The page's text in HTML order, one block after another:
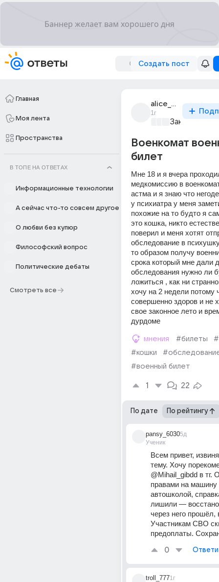
Создать пост
Главная
Моя лента
Пространства
В ТОПЕ НА ОТВЕТАХ
Информационные технологии
А сейчас что-то совсем другое
О любви без купюр
Философский вопрос
Политические дебаты
Смотреть все
alice_qo
1г
Закон и
Военкомат
билет
Мне 18 и я вчера
медкомиссию в
астма и я знаю что
у психиатра у меня
похожие на то будто я
это кошка, никто
поверил и меня хотят
обследование в
то образом получу
срока который мне дали
обследования нужно ли
ложиться , как ни
хочу на 2 недели потому
совершенно здоров и не
свое законное лето и
дурдоме
мнения #билеты
#кошки
#военный билет
1 22
По дате По рейтингу
pansy_6030
Ученик
5д
Всем привет,
тему. Хoчу
@Mihail_gibdd в тг.
правами на машину
автошколой,
лишили —
через него прошёл,
Участникам СВО
предоплаты.
0
troll_7771г